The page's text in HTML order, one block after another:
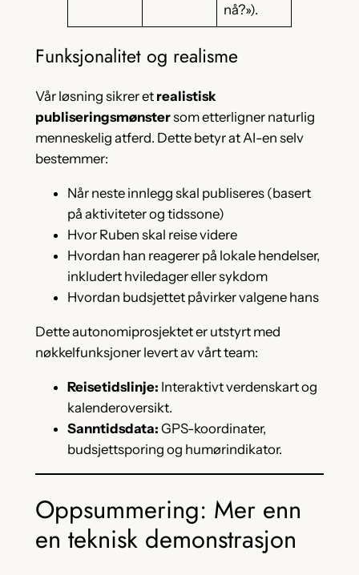
nå?»).
Funksjonalitet og realisme
Vår løsning sikrer et realistisk
publiseringsmønstersom etterligner naturlig
menneskelig atferd. Dette betyr at AI-en selv
bestemmer:
Når neste innlegg skal publiseres (basert
på aktiviteter og tidssone)
Hvor Ruben skal reise videre
Hvordan han reagerer på lokale hendelser,
inkludert hviledager eller sykdom
Hvordan budsjettet påvirker valgene hans
Dette autonomiprosjektet er utstyrt med
nøkkelfunksjoner levert av vårt team:
Reisetidslinje: Interaktivt verdenskart og
kalenderoversikt.
Sanntidsdata: GPS-koordinater,
budsjettsporing og humørindikator.
Oppsummering: Mer enn
en teknisk demonstrasjon